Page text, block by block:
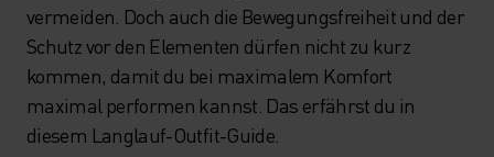
vermeiden. Doch auch die Bewegungsfreiheit und der
Schutz vor den Elementen dürfen nicht zu kurz
kommen, damit du bei maximalem Komfort
maximal performen kannst. Das erfährst du in
diesem Langlauf-Outfit-Guide.